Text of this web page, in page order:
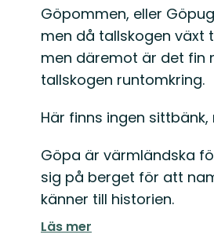
Beskrivning
Göpommen, eller
men då tallskogen växt
men däremot är det fin
tallskogen runtomkring.
Här finns ingen
Göpa är värmländska
sig på berget för att
känner till historien.
Läs mer